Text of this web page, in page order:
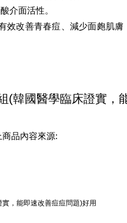
介面活性。
效改善青春痘、減少面皰肌膚
商品內容來源:
，能即速改善痘痘問題)好用